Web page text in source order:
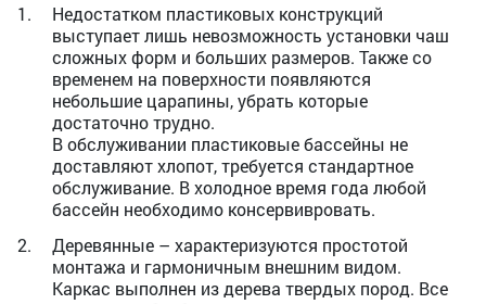
Недостатком пластиковых конструкций
выступает лишь невозможность установки чаш
сложных форм и больших размеров. Также со
временем на поверхности появляются
небольшие царапины, убрать которые
достаточно трудно.
В обслуживании пластиковые бассейны не
доставляют хлопот, требуется стандартное
обслуживание. В холодное время года любой
бассейн необходимо консервивровать.
Деревянные – характеризуются простотой
монтажа и гармоничным внешним видом.
Каркас выполнен из дерева твердых пород. Все